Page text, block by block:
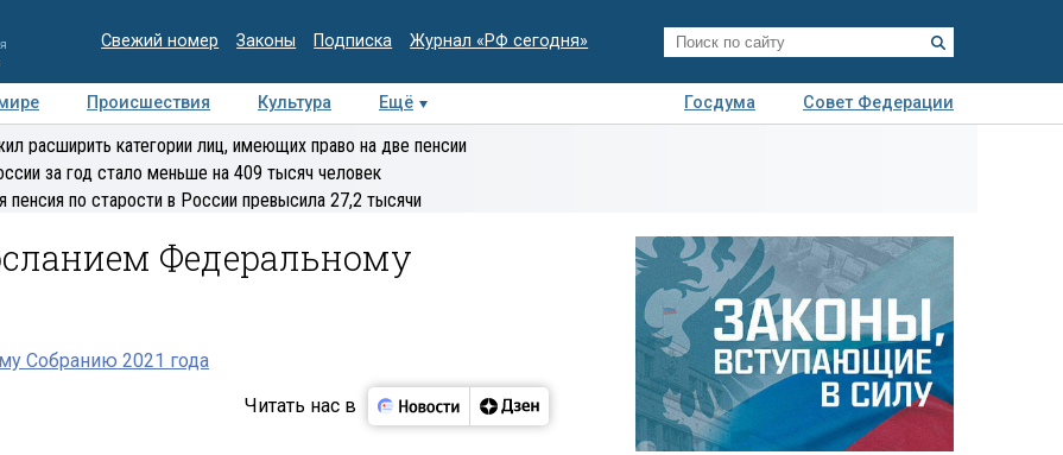
Свежий номер Законы Подписка Журнал «РФ сегодня»
Происшествия Культура Ещё Госдума
Совет Федерации
Медиацентр Интервью Колумнисты
Деловая
расширить категории лиц, имеющих право на две пенсии
за год стало меньше на 409 тысяч человек
по старости в России превысила 27,2 тысячи
Федеральному
Собранию 2021 года
Читать нас в